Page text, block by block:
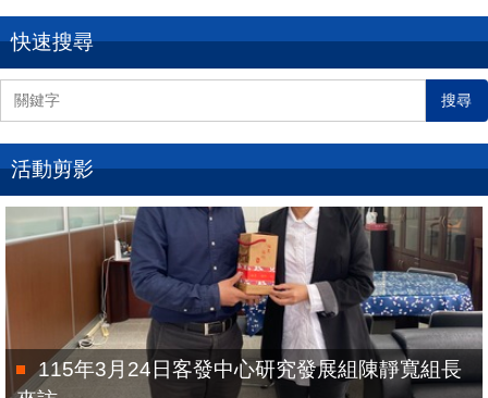
快速搜尋
搜尋
活動剪影
115年3月24日客發中心研究發展組陳靜寬組長
來訪。